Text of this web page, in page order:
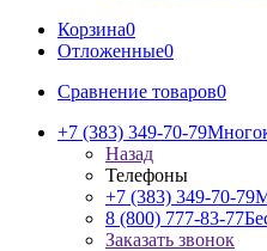
Корзина0
Отложенные0
Сравнение товаров0
+7 (383) 349-70-79
Назад
Телефоны
+7 (383) 349-70-79
8 (800) 777-83-77
Заказать звонок